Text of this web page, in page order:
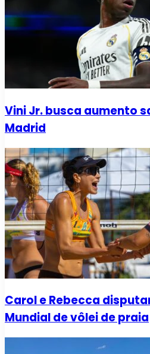
Vini Jr. busca aumento
Madrid
Carol e Rebecca
Mundial de vôlei de praia